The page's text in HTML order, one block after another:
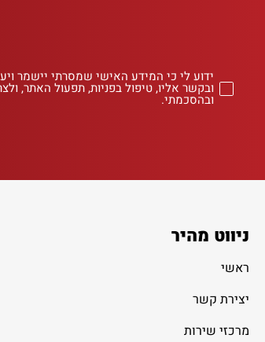
ידוע לי כי המידע האישי שמסרתי יישמר
ובקשר אליו, טיפול בפניות, תפעול האתר,
ובהסכמתי.
ניווט מהיר
ראשי
יצירת קשר
מרכזי שירות